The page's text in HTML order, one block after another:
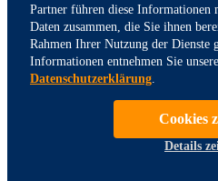
Partner führen diese Informationen
Daten zusammen, die Sie ihnen
Rahmen Ihrer Nutzung der Dienste
Informationen entnehmen Sie
Datenschutzerklärung.
Cookies
Details
Nachhaltige
bei der Rendite, Sicherheit
soziale Kriterien ergänzt